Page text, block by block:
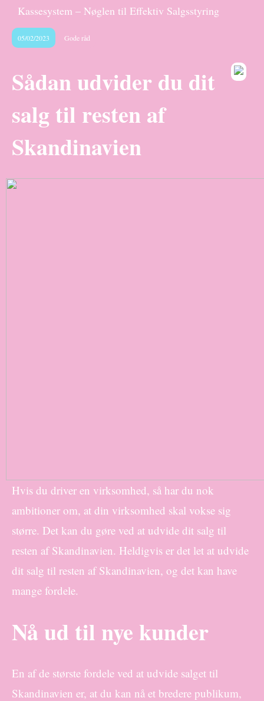
Kassesystem – Nøglen til Effektiv Salgsstyring
05/02/2023 Gode råd
Sådan udvider du dit
salg til resten af
Skandinavien
Hvis du driver en virksomhed, så har du nok
ambitioner om, at din virksomhed skal vokse sig
større. Det kan du gøre ved at udvide dit salg til
resten af Skandinavien. Heldigvis er det let at udvide
dit salg til resten af Skandinavien, og det kan have
mange fordele.
Nå ud til nye kunder
En af de største fordele ved at udvide salget til
Skandinavien er, at du kan nå et bredere publikum,